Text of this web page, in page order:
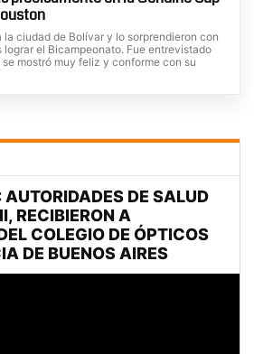
la ciudad de Bolívar y lo sorprendieron con
el Bicampeonato. Fue entrevistado
mostró muy feliz y conforme con su